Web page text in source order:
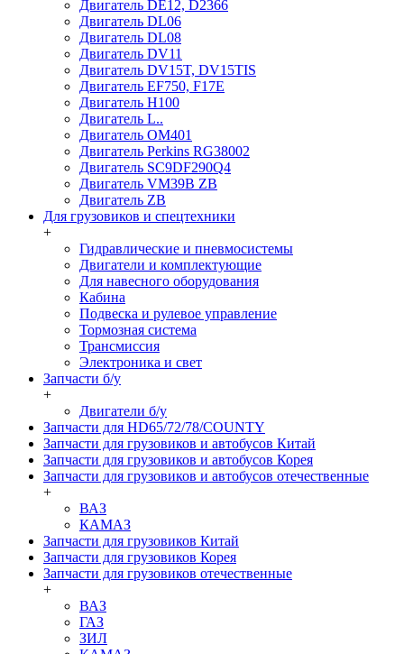
Двигатель DE12, D2366
Двигатель DL06
Двигатель DL08
Двигатель DV11
Двигатель DV15T, DV15TIS
Двигатель EF750, F17E
Двигатель H100
Двигатель L..
Двигатель OM401
Двигатель Perkins RG38002
Двигатель SC9DF290Q4
Двигатель VM39B ZB
Двигатель ZB
Для грузовиков и спецтехники
+
Гидравлические и пневмосистемы
Двигатели и комплектующие
Для навесного оборудования
Кабина
Подвеска и рулевое управление
Тормозная система
Трансмиссия
Электроника и свет
Запчасти б/у
+
Двигатели б/у
Запчасти для HD65/72/78/COUNTY
Запчасти для грузовиков и автобусов Китай
Запчасти для грузовиков и автобусов Корея
Запчасти для грузовиков и автобусов отечественные
+
ВАЗ
КАМАЗ
Запчасти для грузовиков Китай
Запчасти для грузовиков Корея
Запчасти для грузовиков отечественные
+
ВАЗ
ГАЗ
ЗИЛ